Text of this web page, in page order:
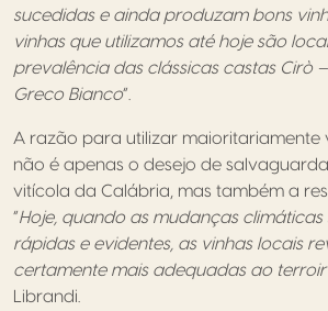
sucedidas e ainda produzam bons
vinhas que utilizamos até hoje são
prevalência das clássicas castas Cirò
Greco Bianco“.
A razão para utilizar maioritariamente
não é apenas o desejo de
vitícola da Calábria, mas também a
“Hoje, quando as mudanças
rápidas e evidentes, as vinhas locais
certamente mais adequadas ao
Librandi.